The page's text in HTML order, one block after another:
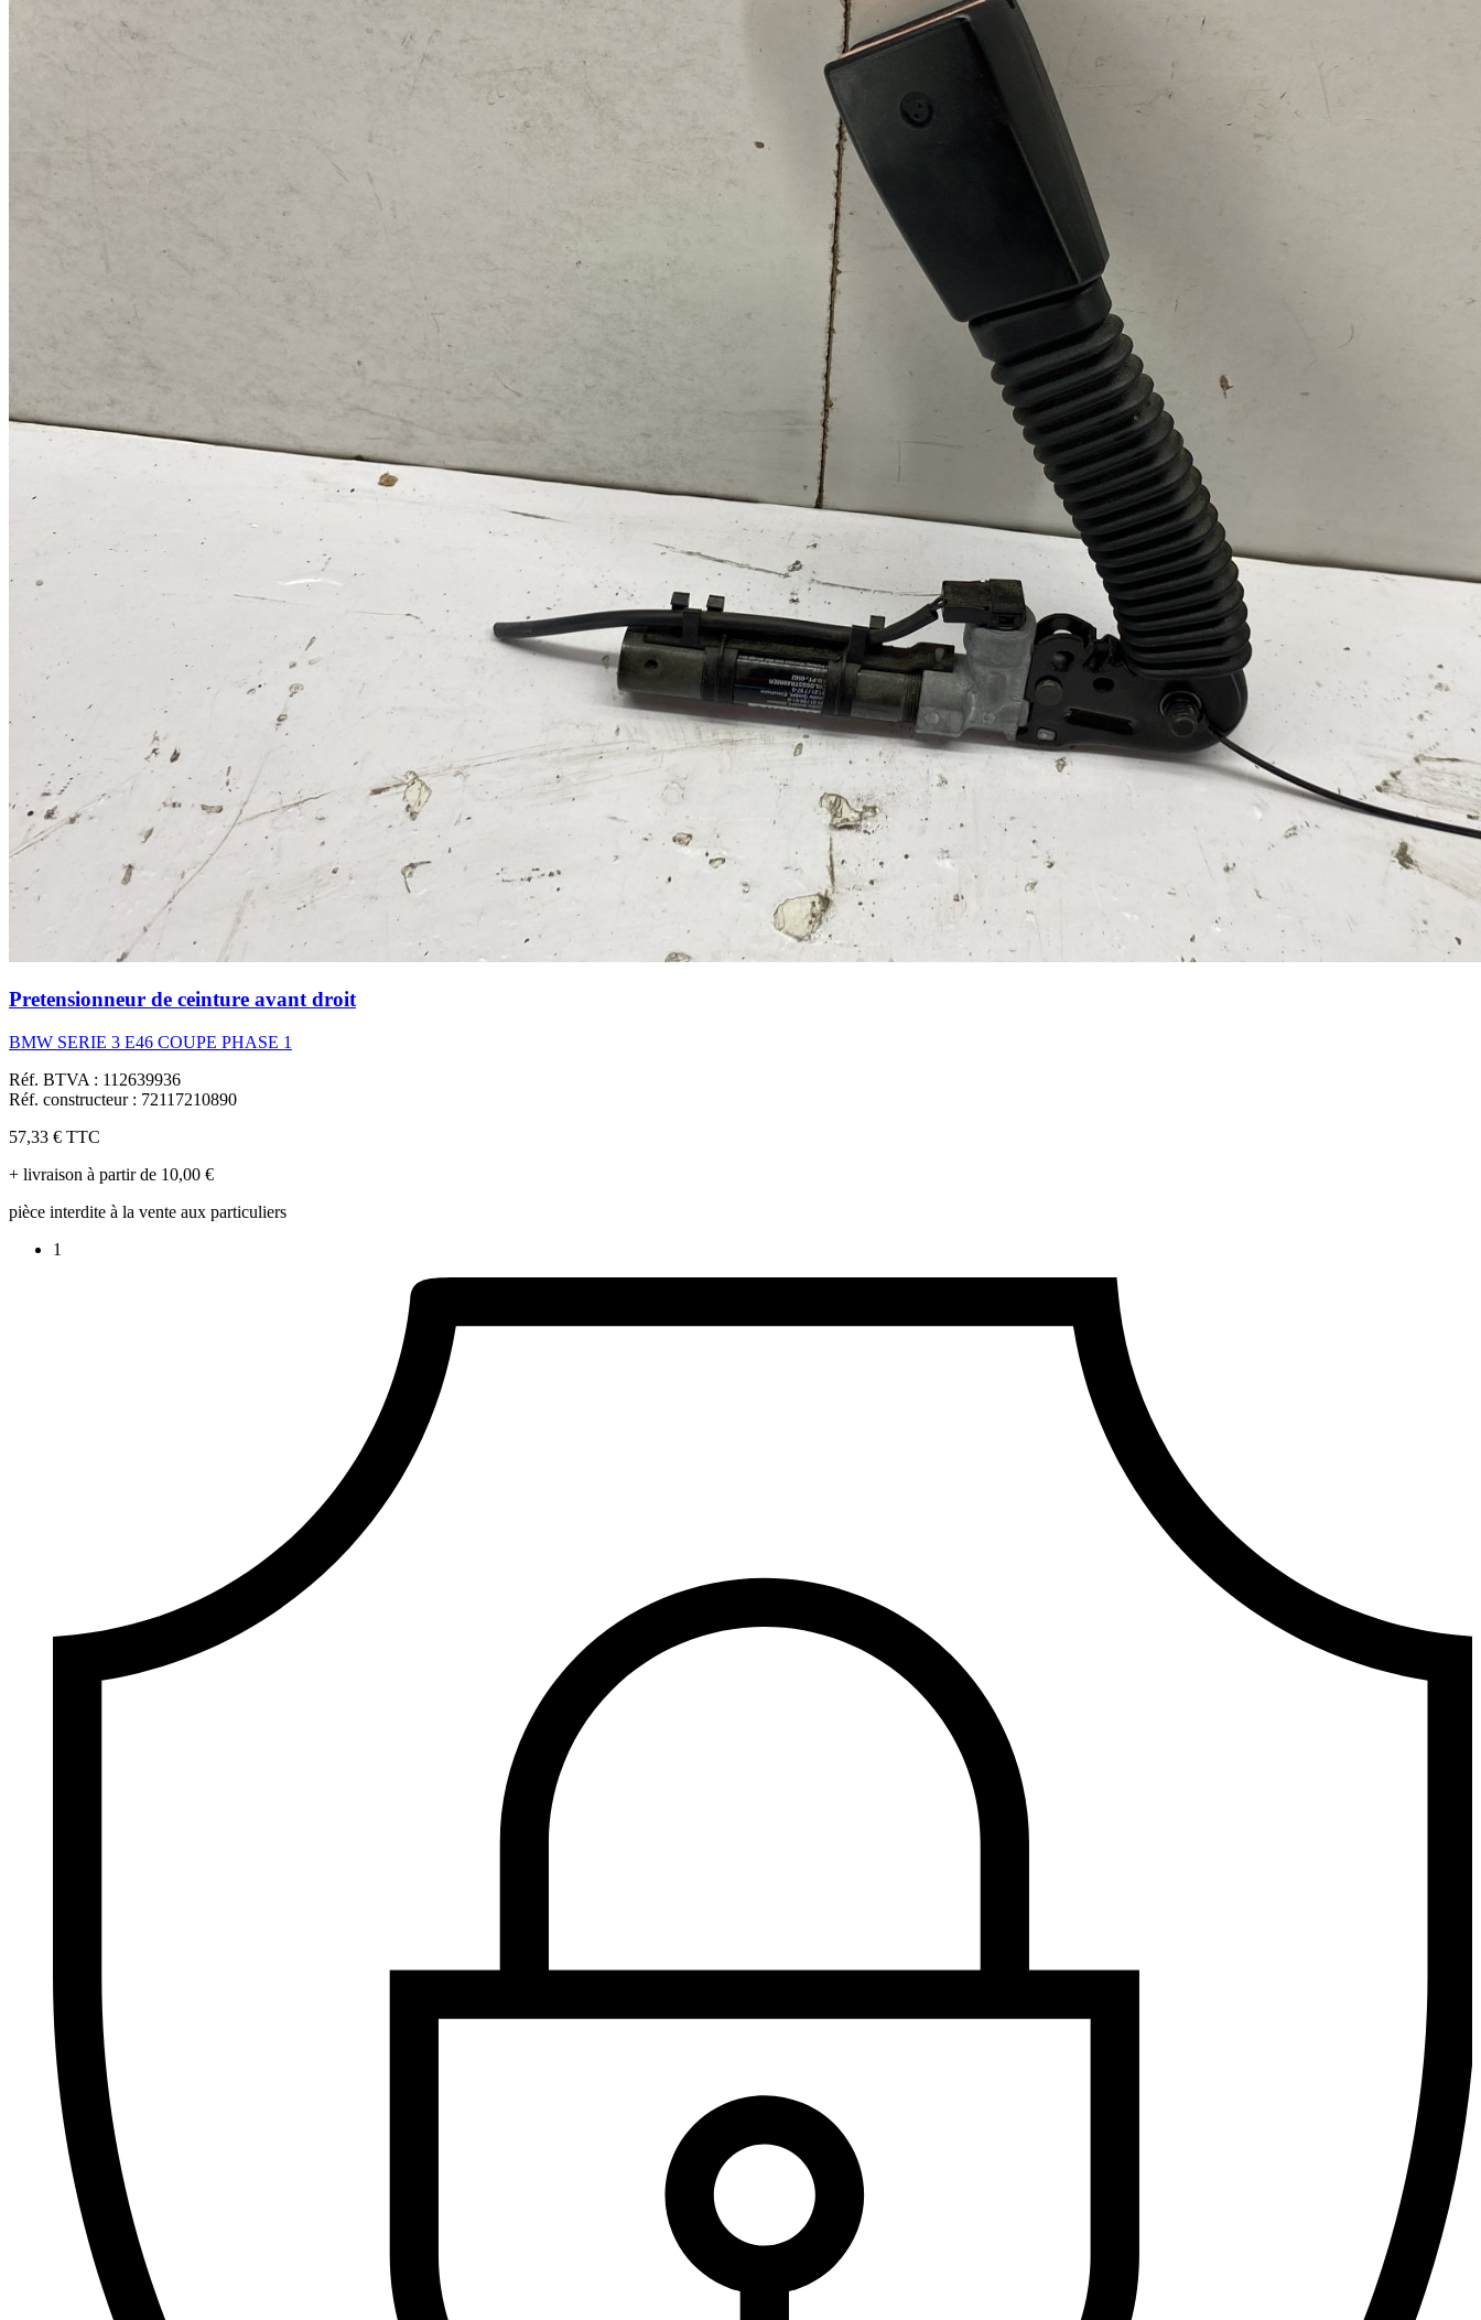
Pretensionneur de ceinture avant droit
BMW SERIE 3 E46 COUPE PHASE 1
Réf. BTVA : 112639936
Réf. constructeur : 72117210890
57,33 € TTC
+ livraison à partir de 10,00 €
pièce interdite à la vente aux particuliers
1